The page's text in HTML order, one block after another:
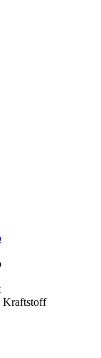
Kraftstoff